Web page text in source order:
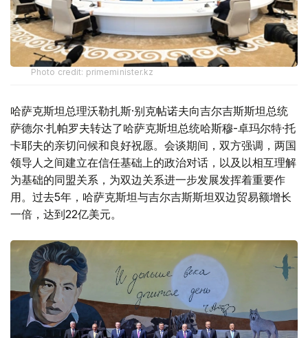
Photo credit: primeminister.kz
哈萨克斯坦总理沃勒扎斯·别克帖诺夫向吉尔吉斯斯坦总统
萨德尔·扎帕罗夫转达了哈萨克斯坦总统哈斯穆-卓玛尔特·托
卡耶夫的亲切问候和良好祝愿。会谈期间，双方强调，两国
领导人之间建立在信任基础上的政治对话，以及以相互理解
为基础的同盟关系，为双边关系进一步发展发挥着重要作
用。过去5年，哈萨克斯坦与吉尔吉斯斯坦双边贸易额增长
一倍，达到22亿美元。